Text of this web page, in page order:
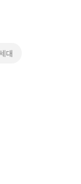
대